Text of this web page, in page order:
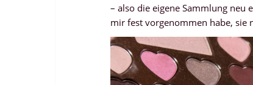
– also die eigene Sammlung neu
mir fest vorgenommen habe, sie